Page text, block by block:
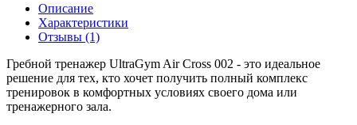
Описание
Характеристики
Отзывы (1)
Гребной тренажер UltraGym Air Cross 002 - это идеальное
решение для тех, кто хочет получить полный комплекс
тренировок в комфортных условиях своего дома или
тренажерного зала.